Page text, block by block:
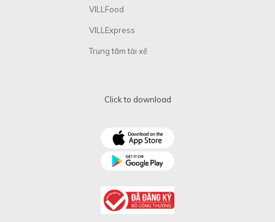
VILLFood
VILLExpress
Trung tâm tài xế
Click to download